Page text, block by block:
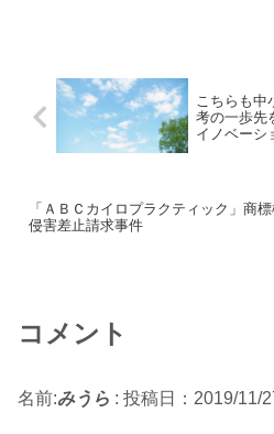
こちらも中
考の一歩先
イノベーシ
「ＡＢＣカイロプラクティック」商
侵害差止請求事件
コメント
名前:みうら : 投稿日：2019/11/